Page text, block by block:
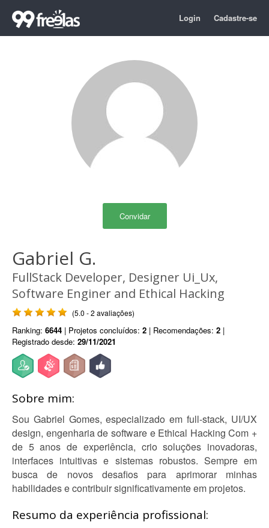
Login Cadastre-se
Convidar
Gabriel G.
FullStack Developer, Designer Ui_Ux,
Software Enginer and Ethical Hacking
(5.0 - 2 avaliações)
Ranking: 6644 | Projetos concluídos: 2 | Recomendações: 2 |
Registrado desde: 29/11/2021
Sobre mim:
Sou Gabriel Gomes, especializado em full-stack, UI/UX
design, engenharia de software e Ethical Hacking Com +
de 5 anos de experiência, crio soluções inovadoras,
interfaces intuitivas e sistemas robustos. Sempre em
busca de novos desafios para aprimorar minhas
habilidades e contribuir significativamente em projetos.
Resumo da experiência profissional: